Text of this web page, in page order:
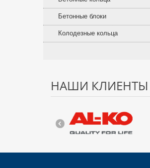
Бетонные блоки
Колодезные кольца
НАШИ КЛИЕНТЫ